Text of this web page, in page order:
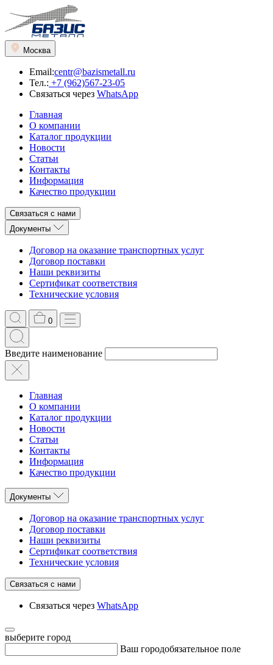
Москва
Email:centr@bazismetall.ru
Тел.: +7 (962)567-23-05
Связаться через WhatsApp
Главная
О компании
Каталог продукции
Новости
Статьи
Контакты
Информация
Качество продукции
Связаться с нами
Документы
Договор на оказание транспортных услуг
Договор поставки
Наши реквизиты
Сертификат соответствия
Технические условия
0
Введите наименование
Главная
О компании
Каталог продукции
Новости
Статьи
Контакты
Информация
Качество продукции
Документы
Договор на оказание транспортных услуг
Договор поставки
Наши реквизиты
Сертификат соответствия
Технические условия
Связаться с нами
Связаться через WhatsApp
выберите город
Ваш городобязательное поле